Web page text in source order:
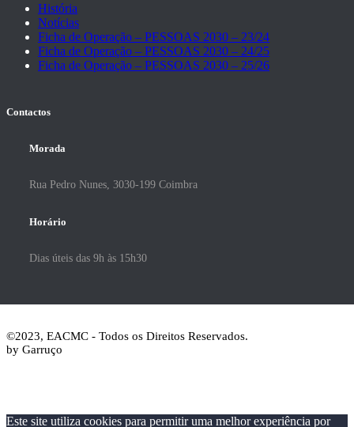
História
Notícias
Ficha de Operação – PESSOAS 2030 – 23/24
Ficha de Operação – PESSOAS 2030 – 24/25
Ficha de Operação – PESSOAS 2030 – 25/26
Contactos
Morada
Rua Pedro Nunes, 3030-199 Coimbra
Horário
Dias úteis das 9h às 15h30
©2023, EACMC - Todos os Direitos Reservados.
by Garruço
Este site utiliza cookies para permitir uma melhor experiência por